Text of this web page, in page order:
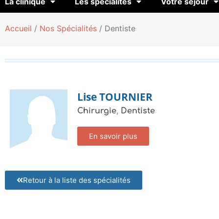
Accueil / Nos Spécialités / Dentiste
LiseTOURNIER
Chirurgie, Dentiste
En savoir plus
Retour à la liste des spécialités